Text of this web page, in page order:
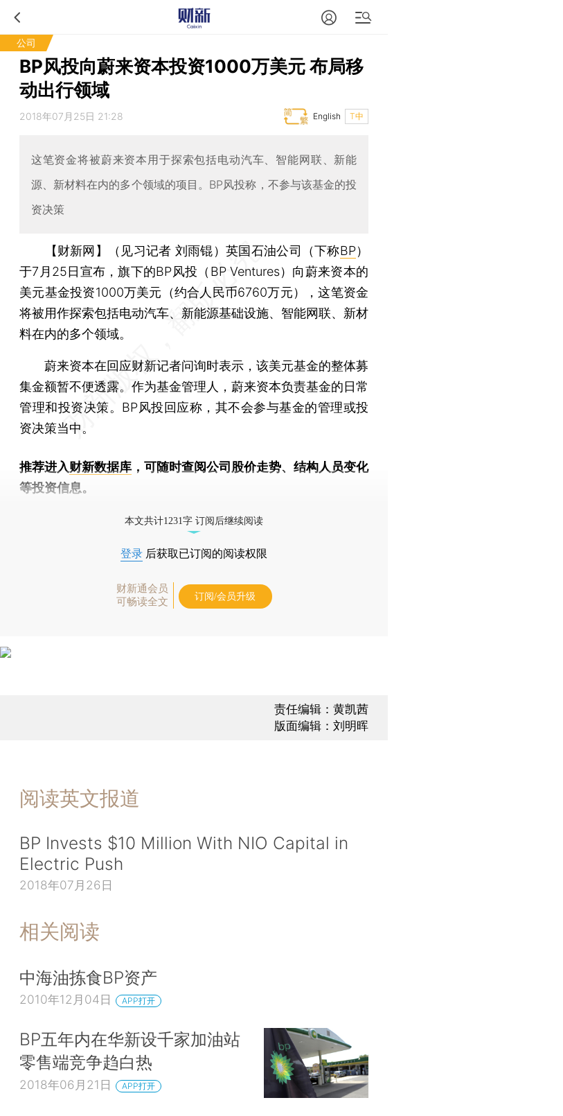
公司
BP风投向蔚来资本投资1000万美元 布局移
动出行领域
2018年07月25日 21:28 T中
English
这笔资金将被蔚来资本用于探索包括电动汽车、智能网联、新能
源、新材料在内的多个领域的项目。BP风投称，不参与该基金的投
资决策
【财新网】（见习记者 刘雨锟）英国石油公司（下称BP）
于7月25日宣布，旗下的BP风投（BP Ventures）向蔚来资本的
美元基金投资1000万美元（约合人民币6760万元），这笔资金
将被用作探索包括电动汽车、新能源基础设施、智能网联、新材
料在内的多个领域。
蔚来资本在回应财新记者问询时表示，该美元基金的整体募
集金额暂不便透露。作为基金管理人，蔚来资本负责基金的日常
管理和投资决策。BP风投回应称，其不会参与基金的管理或投
资决策当中。
推荐进入财新数据库 ，可随时查阅公司股价走势、结构人员变化
等投资信息。
本文共计1231字 订阅后继续阅读
登录 后获取已订阅的阅读权限
财新通会员
可畅读全文
订阅/会员升级
责任编辑：黄凯茜
版面编辑：刘明晖
阅读英文报道
BP Invests $10 Million With NIO Capital in
Electric Push
2018年07月26日
相关阅读
中海油拣食BP资产
2010年12月04日 APP打开
BP五年内在华新设千家加油站
零售端竞争趋白热
2018年06月21日 APP打开